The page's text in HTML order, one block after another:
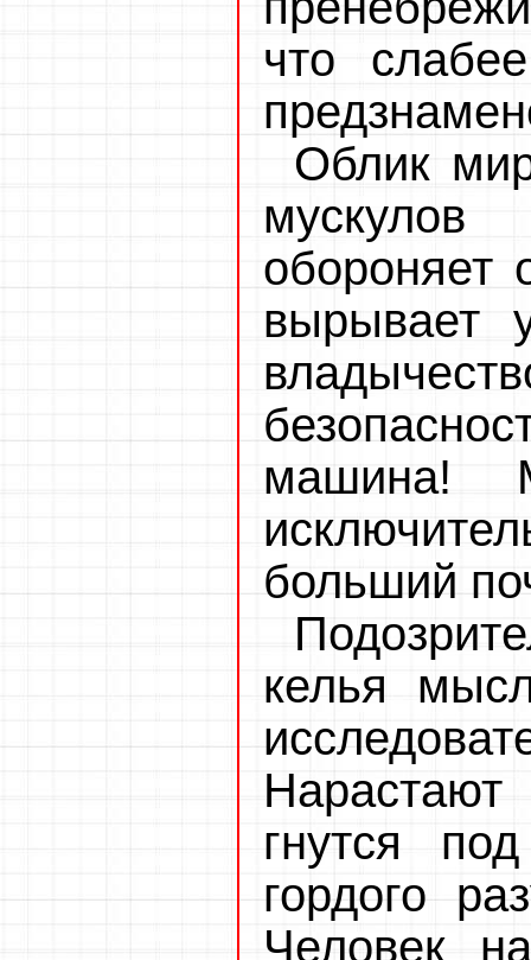
что
Облик
обороняет
вырывает
машина!
больший
келья
гнутся
гордого
Человек